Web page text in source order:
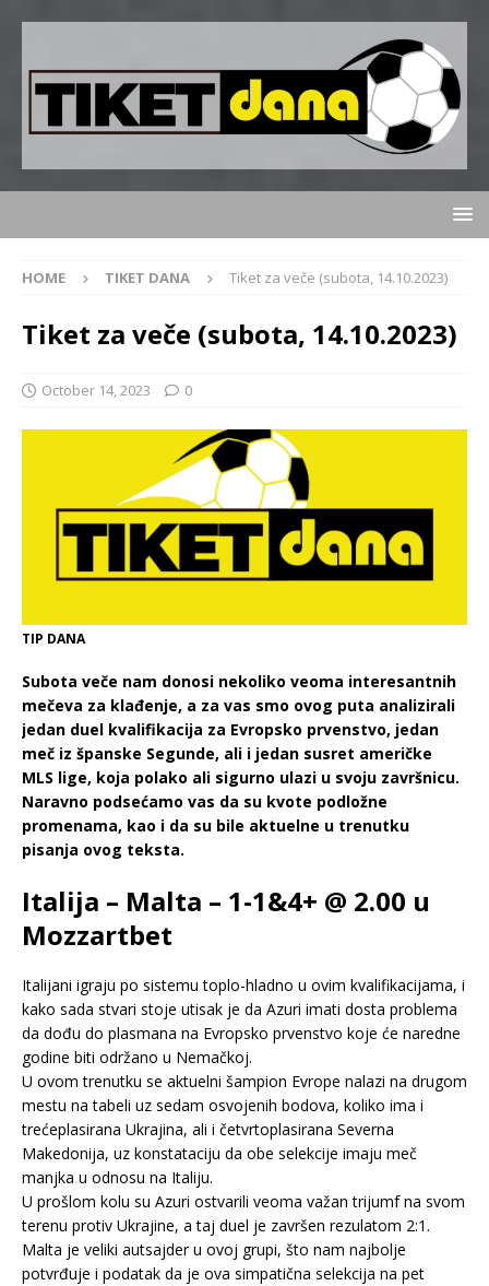
HOME TIKET DANA Tiket za veče (subota, 14.10.2023)
Tiket za veče (subota, 14.10.2023)
October 14, 2023 0
TIP DANA
Subota veče nam donosi nekoliko veoma interesantnih
mečeva za klađenje, a za vas smo ovog puta analizirali
jedan duel kvalifikacija za Evropsko prvenstvo, jedan
meč iz španske Segunde, ali i jedan susret američke
MLS lige, koja polako ali sigurno ulazi u svoju završnicu.
Naravno podsećamo vas da su kvote podložne
promenama, kao i da su bile aktuelne u trenutku
pisanja ovog teksta.
Italija – Malta – 1-1&4+ @ 2.00 u
Mozzartbet
Italijani igraju po sistemu toplo-hladno u ovim kvalifikacijama, i
kako sada stvari stoje utisak je da Azuri imati dosta problema
da dođu do plasmana na Evropsko prvenstvo koje će naredne
godine biti održano u Nemačkoj.
U ovom trenutku se aktuelni šampion Evrope nalazi na drugom
mestu na tabeli uz sedam osvojenih bodova, koliko ima i
trećeplasirana Ukrajina, ali i četvrtoplasirana Severna
Makedonija, uz konstataciju da obe selekcije imaju meč
manjka u odnosu na Italiju.
U prošlom kolu su Azuri ostvarili veoma važan trijumf na svom
terenu protiv Ukrajine, a taj duel je završen rezulatom 2:1.
Malta je veliki autsajder u ovoj grupi, što nam najbolje
potvrđuje i podatak da je ova simpatična selekcija na pet